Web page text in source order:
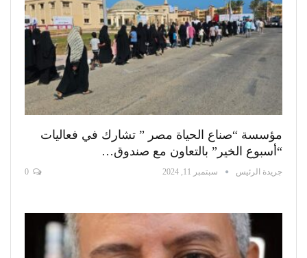
مؤسسة “صناع الحياة مصر ” تشارك في فعاليات
“أسبوع الخير” بالتعاون مع صندوق…
جريدة الرئيس سبتمبر 11, 2024